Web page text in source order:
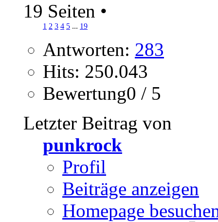
19 Seiten •
1 2 3 4 5 ... 19
Antworten: 283
Hits: 250.043
Bewertung0 / 5
Letzter Beitrag von
punkrock
Profil
Beiträge anzeigen
Homepage